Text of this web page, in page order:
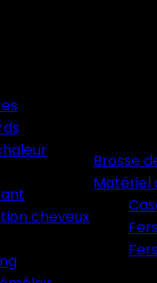
cheveux
Brosse
Matériel